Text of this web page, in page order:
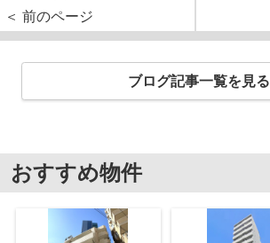
＜ 前のページ
ブログ記事一覧を見る
おすすめ物件